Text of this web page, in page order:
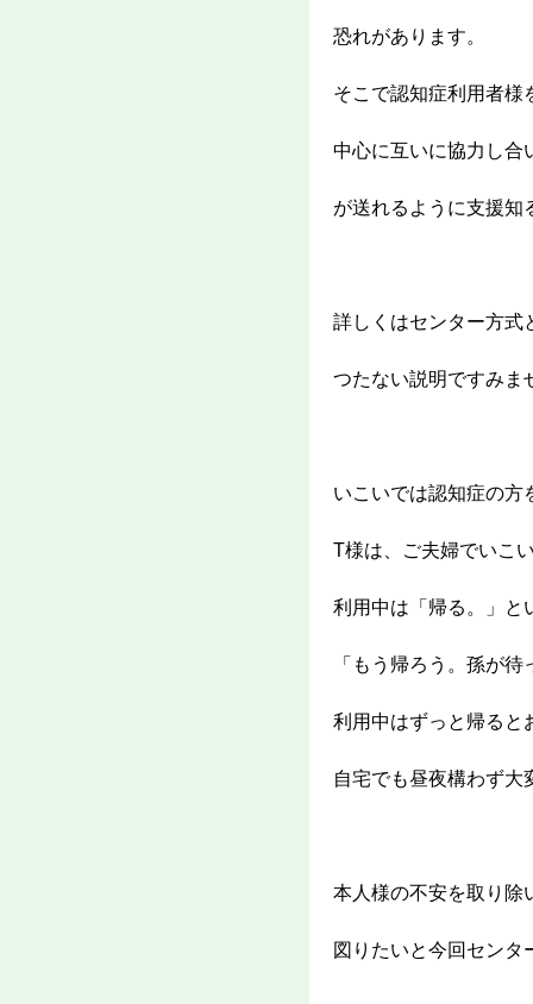
恐れがあります。
そこで認知症利用者様
中心に互いに協力し合
が送れるように支援知
詳しくはセンター方式
つたない説明ですみま
いこいでは認知症の方
T様は、ご夫婦でいこ
利用中は「帰る。」と
「もう帰ろう。孫が
利用中はずっと帰ると
自宅でも昼夜構わず大
本人様の不安を取り除
図りたいと今回センタ